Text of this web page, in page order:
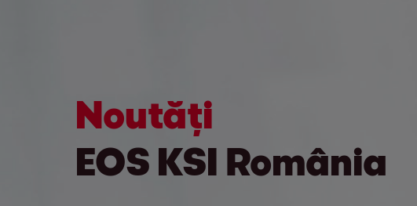
Noutăți
EOS KSI România